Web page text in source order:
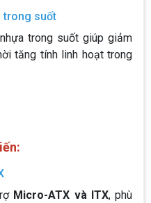
trong suốt
trong suốt giúp giảm
tăng tính linh hoạt trong
Micro-ATX và ITX, phù